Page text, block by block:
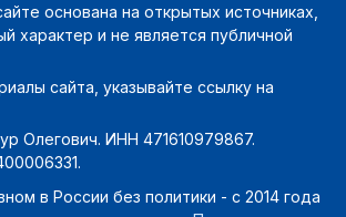
основана на открытых источниках,
характер и не является публичной
сайта, указывайте ссылку на
Олегович. ИНН 471610979867.
в России без политики - с 2014 года